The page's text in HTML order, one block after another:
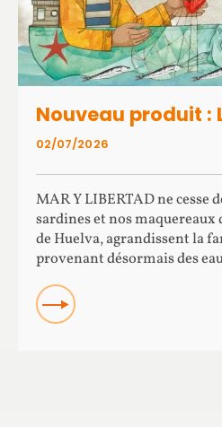
02/07/2026
Nouveau produit :
MAR Y LIBERTAD ne cesse
sardines et nos maquereaux
de Huelva, agrandissent la
provenant désormais des
Read more about Nouveau